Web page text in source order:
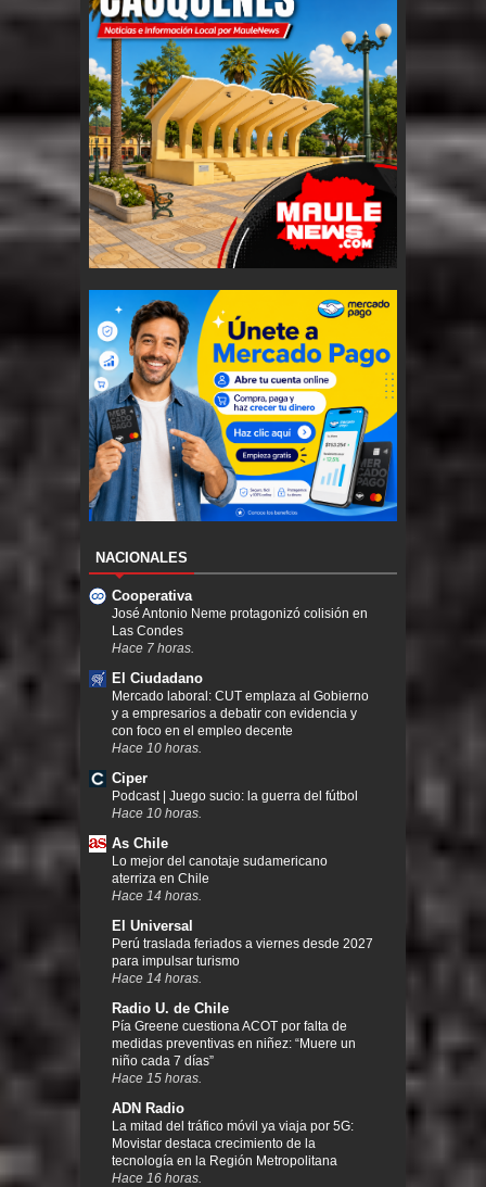
NACIONALES
Cooperativa
José Antonio Neme protagonizó colisión en
Las Condes
Hace 7 horas.
El Ciudadano
Mercado laboral: CUT emplaza al Gobierno
y a empresarios a debatir con evidencia y
con foco en el empleo decente
Hace 10 horas.
Ciper
Podcast | Juego sucio: la guerra del fútbol
Hace 10 horas.
As Chile
Lo mejor del canotaje sudamericano
aterriza en Chile
Hace 14 horas.
El Universal
Perú traslada feriados a viernes desde 2027
para impulsar turismo
Hace 14 horas.
Radio U. de Chile
Pía Greene cuestiona ACOT por falta de
medidas preventivas en niñez: “Muere un
niño cada 7 días”
Hace 15 horas.
ADN Radio
La mitad del tráfico móvil ya viaja por 5G:
Movistar destaca crecimiento de la
tecnología en la Región Metropolitana
Hace 16 horas.